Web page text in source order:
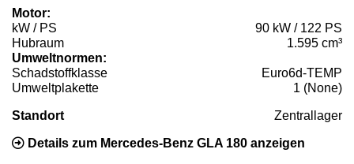
Motor:
kW / PS
90 kW / 122 PS
Hubraum
1.595 cm³
Umweltnormen:
Schadstoffklasse
Euro6d-TEMP
Umweltplakette
1 (None)
Standort Zentrallager
Details zum Mercedes-Benz GLA 180 anzeigen